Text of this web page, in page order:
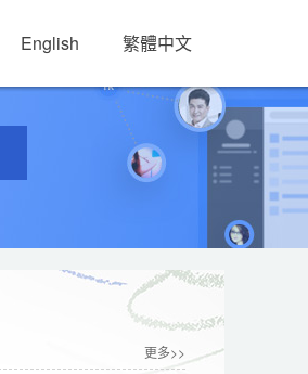
English 繁體中文
更多>>